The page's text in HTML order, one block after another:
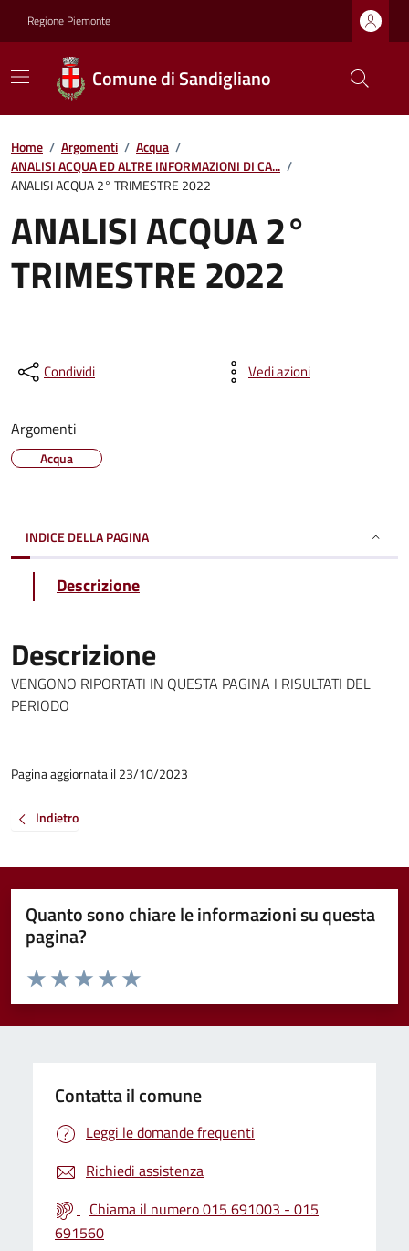
Regione Piemonte
Comune di Sandigliano
Home / Argomenti / Acqua /
ANALISI ACQUA ED ALTRE INFORMAZIONI DI CA... /
ANALISI ACQUA 2° TRIMESTRE 2022
ANALISI ACQUA 2°
TRIMESTRE 2022
Condividi Vedi azioni
Argomenti
Acqua
INDICE DELLA PAGINA
Descrizione
Descrizione
VENGONO RIPORTATI IN QUESTA PAGINA I RISULTATI DEL
PERIODO
Pagina aggiornata il 23/10/2023
Indietro
Quanto sono chiare le informazioni su questa
pagina?
Valuta da 1 a 5 stelle la pagina
Valuta 5 stelle su 5
Valuta 4 stelle su 5
Valuta 3 stelle su 5
Valuta 2 stelle su 5
Valuta 1 stelle su 5
Contatta il comune
Leggi le domande frequenti
Richiedi assistenza
Chiama il numero 015 691003 - 015
691560